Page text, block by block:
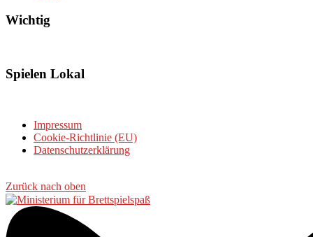
Wichtig
Spielen Lokal
Impressum
Cookie-Richtlinie (EU)
Datenschutzerklärung
Zurück nach oben